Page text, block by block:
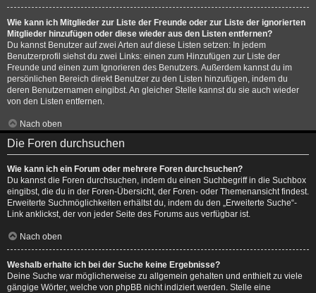
Wie kann ich Mitglieder zur Liste der Freunde oder zur Liste der ignorierten
Mitglieder hinzufügen oder diese wieder aus den Listen entfernen?
Du kannst Benutzer auf zwei Arten auf diese Listen setzen: In jedem
Benutzerprofil siehst du zwei Links: einen zum Hinzufügen zur Liste der
Freunde und einen zum Ignorieren des Benutzers. Außerdem kannst du im
persönlichen Bereich direkt Benutzer zu den Listen hinzufügen, indem du
deren Benutzernamen eingibst. An gleicher Stelle kannst du sie auch wieder
von den Listen entfernen.
Nach oben
Die Foren durchsuchen
Wie kann ich ein Forum oder mehrere Foren durchsuchen?
Du kannst die Foren durchsuchen, indem du einen Suchbegriff in die Suchbox
eingibst, die du in der Foren-Übersicht, der Foren- oder Themenansicht findest.
Erweiterte Suchmöglichkeiten erhältst du, indem du den „Erweiterte Suche“-
Link anklickst, der von jeder Seite des Forums aus verfügbar ist.
Nach oben
Weshalb erhalte ich bei der Suche keine Ergebnisse?
Deine Suche war möglicherweise zu allgemein gehalten und enthielt zu viele
gängige Wörter, welche von phpBB nicht indiziert werden. Stelle eine